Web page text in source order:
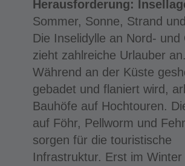
Herausforderung:
Sommer, Sonne, Strand
Die Inselidylle an Nord- und
zieht zahlreiche Urlauber an.
Während an der Küste
gebadet und flaniert wird,
Bauhöfe auf Hochtouren.
auf Föhr, Pellworm und
sorgen für die touristische
Infrastruktur. Erst im Winter